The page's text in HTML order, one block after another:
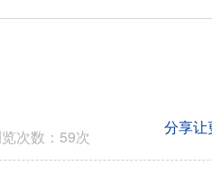
分享让
次数： 59次